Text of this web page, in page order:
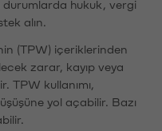
hukuk, vergi
alın.
(TPW) içeriklerinden
zarar, kayıp veya
TPW kullanımı,
yol açabilir. Bazı